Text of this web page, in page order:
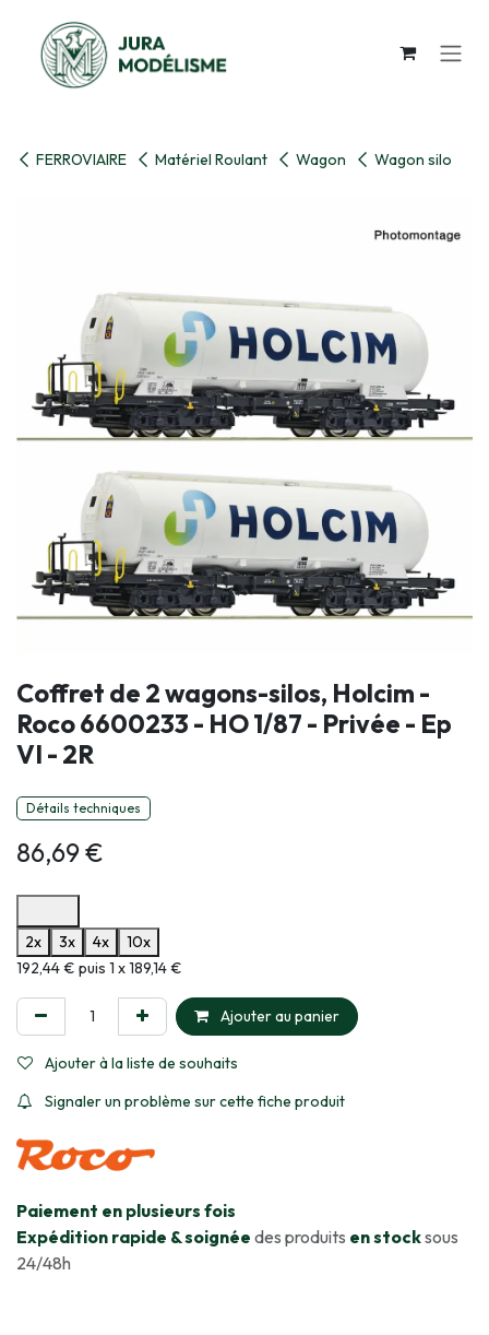
FERROVIAIRE Matériel Roulant Wagon Wagon silo
Coffret de 2 wagons-silos, Holcim -
Roco 6600233 - HO 1/87 - Privée - Ep
VI - 2R
Détails techniques
86,69€
2x
3x 4x
10x
Informations sur le plan de paiement sélectionné
192,44 € puis 1 x 189,14 €
Ajouter au panier
Ajouter à la liste de souhaits
Signaler un problème sur cette fiche produit
​Paiement en plusieurs fois
Expédition rapide & soignée des produits en stocksous
24/48h